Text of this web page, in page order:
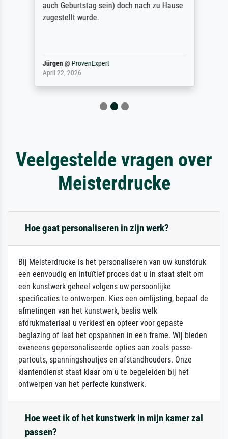
auch Geburtstag sein) doch nach zu Hause
zugestellt wurde.
Jürgen@ ProvenExpert
April 22, 2026
Veelgestelde vragen over
Meisterdrucke
Hoe gaat personaliseren in zijn werk?
Bij Meisterdrucke is het personaliseren van uw kunstdruk
een eenvoudig en intuïtief proces dat u in staat stelt om
een kunstwerk geheel volgens uw persoonlijke
specificaties te ontwerpen. Kies een omlijsting, bepaal de
afmetingen van het kunstwerk, beslis welk
afdrukmateriaal u verkiest en opteer voor gepaste
beglazing of laat het opspannen in een frame. Wij bieden
eveneens gepersonaliseerde opties aan zoals passe-
partouts, spanningshoutjes en afstandhouders. Onze
klantendienst staat klaar om u te begeleiden bij het
ontwerpen van het perfecte kunstwerk.
Hoe weet ik of het kunstwerk in mijn kamer zal
passen?